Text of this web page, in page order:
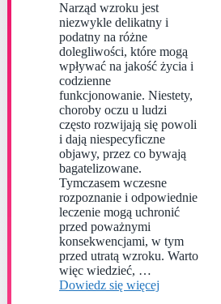
Narząd wzroku jest
niezwykle delikatny i
podatny na różne
dolegliwości, które mogą
wpływać na jakość życia i
codzienne
funkcjonowanie. Niestety,
choroby oczu u ludzi
często rozwijają się powoli
i dają niespecyficzne
objawy, przez co bywają
bagatelizowane.
Tymczasem wczesne
rozpoznanie i odpowiednie
leczenie mogą uchronić
przed poważnymi
konsekwencjami, w tym
przed utratą wzroku. Warto
więc wiedzieć, …
Dowiedz się więcej